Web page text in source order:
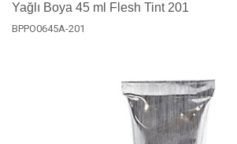
Yağlı Boya 45 ml Flesh Tint 201
BPPO0645A-201